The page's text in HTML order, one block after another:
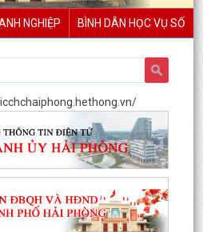
NGHIỆP BÌNH DÂN HỌC VỤ SỐ